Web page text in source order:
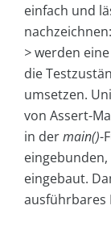
einfach und
>werden
die
umsetzen.
von Assert-
in dermain()-
eingebaut.
ausführbares